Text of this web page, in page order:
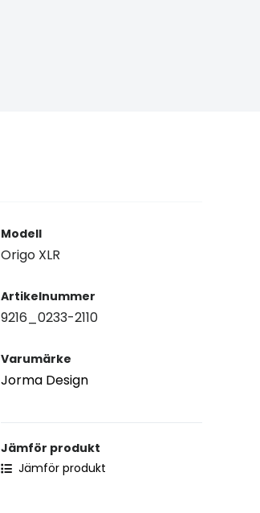
Modell
Origo XLR
Artikelnummer
9216_0233-2110
Varumärke
Jorma Design
Jämför produkt
Jämför produkt